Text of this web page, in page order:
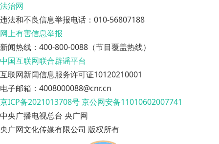
法治网
违法和不良信息举报电话：010-56807188
网上有害信息举报
新闻热线：400-800-0088（节目覆盖热线）
中国互联网联合辟谣平台
互联网新闻信息服务许可证10120210001
电子邮箱：4008000088@cnr.cn
京ICP备2021013708号京公网安备11010602007741
中央广播电视总台 央广网
央广网文化传媒有限公司 版权所有